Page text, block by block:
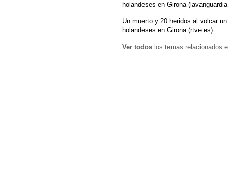
holandeses en Girona
Un muerto y 20 heridos al volcar
holandeses en Girona (rtve.es)
Ver todos los temas relacionados